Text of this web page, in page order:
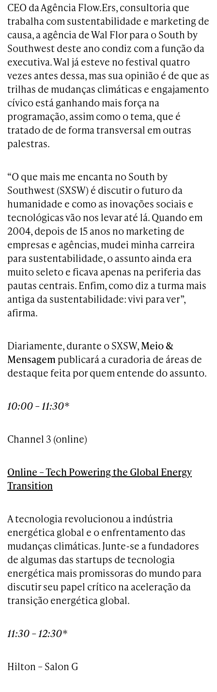
CEO da Agência Flow.Ers, consultoria que
trabalha com sustentabilidade e marketing de
causa, a agência de Wal Flor para o South by
Southwest deste ano condiz com a função da
executiva. Wal já esteve no festival quatro
vezes antes dessa, mas sua opinião é de que as
trilhas de mudanças climáticas e engajamento
cívico está ganhando mais força na
programação, assim como o tema, que é
tratado de de forma transversal em outras
palestras.
“O que mais me encanta no South by
Southwest (SXSW) é discutir o futuro da
humanidade e como as inovações sociais e
tecnológicas vão nos levar até lá. Quando em
2004, depois de 15 anos no marketing de
empresas e agências, mudei minha carreira
para sustentabilidade, o assunto ainda era
muito seleto e ficava apenas na periferia das
pautas centrais. Enfim, como diz a turma mais
antiga da sustentabilidade: vivi para ver”,
afirma.
Diariamente, durante o SXSW,Meio &
Mensagem publicará a curadoria de áreas de
destaque feita por quem entende do assunto.
10:00 – 11:30*
Channel 3 (online)
Online – Tech Powering the Global Energy
Transition
A tecnologia revolucionou a indústria
energética global e o enfrentamento das
mudanças climáticas. Junte-se a fundadores
de algumas das startups de tecnologia
energética mais promissoras do mundo para
discutir seu papel crítico na aceleração da
transição energética global.
11:30 – 12:30*
Hilton – Salon G